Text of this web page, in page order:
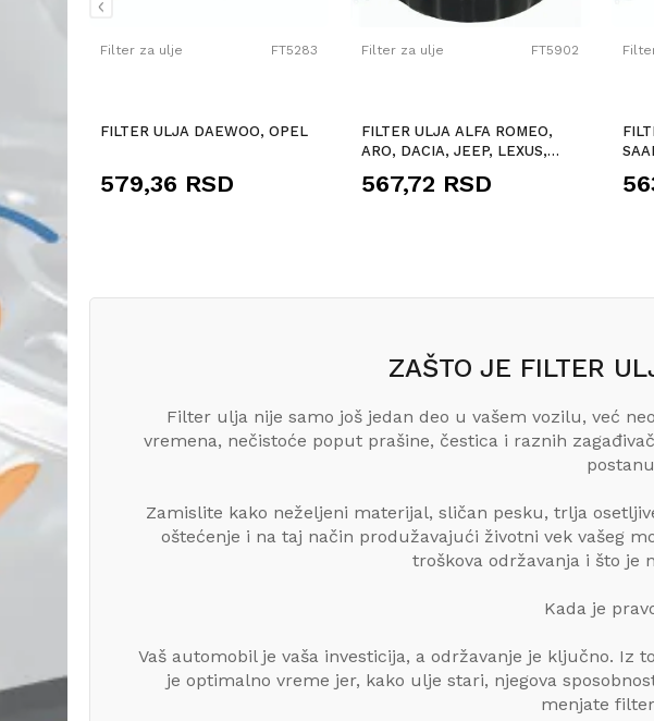
Filter za ulje FT5283
FILTER ULJA DAEWOO, OPEL
579,36 RSD
Filter za ulje FT5902
FILTER ULJA ALFA ROMEO,
ARO, DACIA, JEEP, LEXUS,
RENAU...
567,72 RSD
ZAŠTO JE FILTER
Filter ulja nije samo još jedan deo u vašem vozilu, već
vremena, nečistoće poput prašine, čestica i raznih
Zamislite kako neželjeni materijal, sličan pesku, trlja
oštećenje i na taj način produžavajući životni vek vašeg
troškova održavanja i što je
Kada je
Vaš automobil je vaša investicija, a održavanje je ključno. Iz
je optimalno vreme jer, kako ulje stari, njegova
menjate